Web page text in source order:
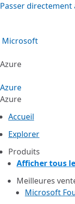
Passer
Microsoft
Azure
Azure
Azure
Accueil
Explorer
Produits
Afficher tous
Meilleures
Microsoft